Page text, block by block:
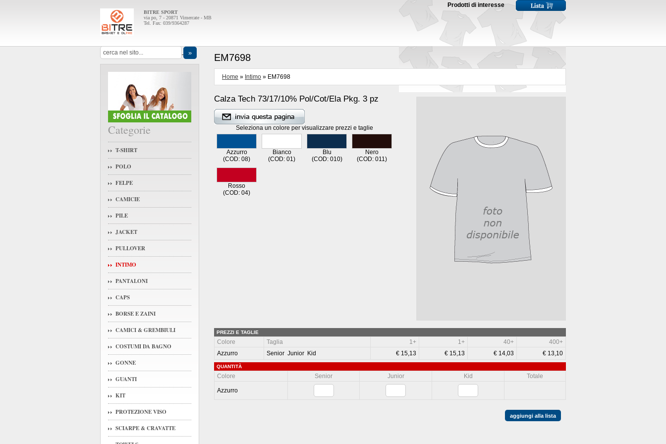
Prodotti di interesse
BITRE SPORT
via po, 7 - 20871 Vimercate - MB
Tel. Fax: 039/9364287
Categorie
T-SHIRT
POLO
FELPE
CAMICIE
PILE
JACKET
PULLOVER
INTIMO
PANTALONI
CAPS
BORSE E ZAINI
CAMICI & GREMBIULI
COSTUMI DA BAGNO
GONNE
GUANTI
KIT
PROTEZIONE VISO
SCIARPE & CRAVATTE
EM7698
Home » Intimo » EM7698
Calza Tech 73/17/10% Pol/Cot/Ela Pkg. 3 pz
Seleziona un colore per visualizzare prezzi e taglie
Azzurro
(COD: 08)
Bianco
(COD: 01)
Blu
(COD: 010)
Nero
(COD: 011)
Rosso
(COD: 04)
PREZZI E TAGLIE
Colore Taglia 1+ 1+ 40+
400+
Azzurro
Senior Junior Kid € 15,13 € 15,13 € 14,03 € 13,10
QUANTITÀ
Colore Senior Junior Kid Totale
Azzurro